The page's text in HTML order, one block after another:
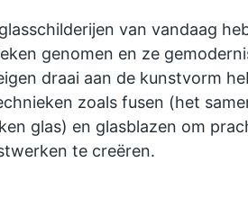
van vandaag
genomen en ze
draai aan de kunstvorm
zoals fusen (het
glas) en glasblazen om
te creëren.